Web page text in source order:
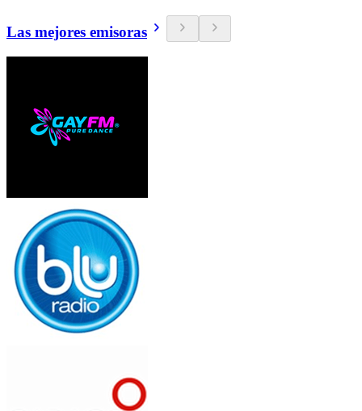
Las mejores emisoras